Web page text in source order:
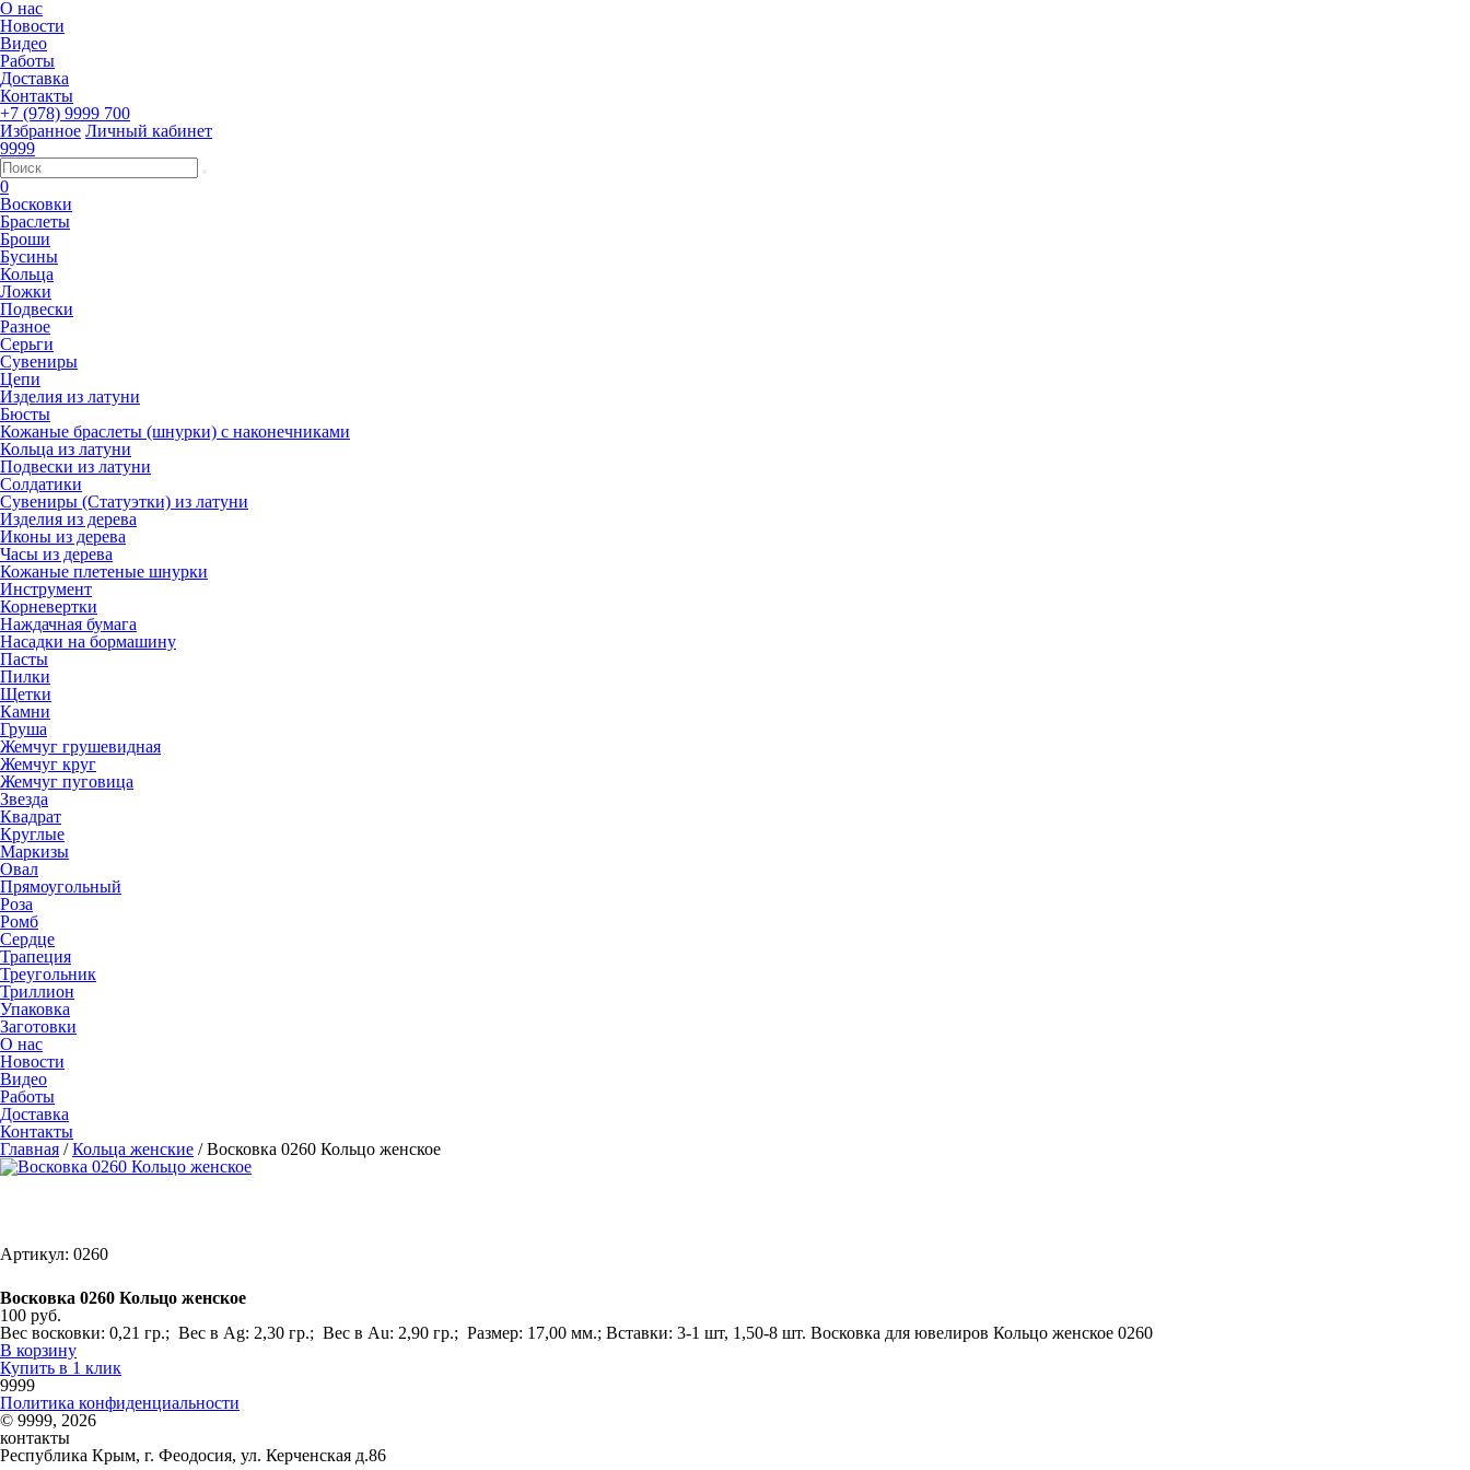
О нас
Новости
Видео
Работы
Доставка
Контакты
+7 (978) 9999 700
Избранное Личный кабинет
9999
0
Восковки
Браслеты
Броши
Бусины
Кольца
Ложки
Подвески
Разное
Серьги
Сувениры
Цепи
Изделия из латуни
Бюсты
Кожаные браслеты (шнурки) с наконечниками
Кольца из латуни
Подвески из латуни
Солдатики
Сувениры (Статуэтки) из латуни
Изделия из дерева
Иконы из дерева
Часы из дерева
Кожаные плетеные шнурки
Инструмент
Корневертки
Наждачная бумага
Насадки на бормашину
Пасты
Пилки
Щетки
Камни
Груша
Жемчуг грушевидная
Жемчуг круг
Жемчуг пуговица
Звезда
Квадрат
Круглые
Маркизы
Овал
Прямоугольный
Роза
Ромб
Сердце
Трапеция
Треугольник
Триллион
Упаковка
Заготовки
О нас
Новости
Видео
Работы
Доставка
Контакты
Главная /Кольца женские /Восковка 0260 Кольцо женское
Артикул: 0260
Восковка 0260 Кольцо женское
100 руб.
Вес восковки: 0,21 гр.; Вес в Ag: 2,30 гр.; Вес в Au: 2,90 гр.; Размер: 17,00 мм.; Вставки: 3-1 шт, 1,50-8 шт. Восковка для ювелиров Кольцо женское 0260
В корзину
Купить в 1 клик
9999
Политика конфиденциальности
© 9999, 2026
контакты
Республика Крым, г. Феодосия, ул. Керченская д.86